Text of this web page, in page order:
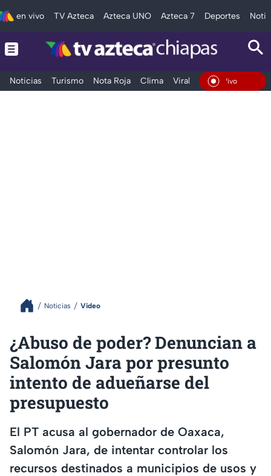
en vivo TV Azteca Azteca UNO Azteca 7 Deportes
Noticias Turismo Nota Roja Clima Viral y Tendencia
En Vivo
Noticias Video
¿Abuso de poder? Denuncian a
Salomón Jara por presunto
intento de adueñarse del
presupuesto
El PT acusa al gobernador de Oaxaca,
Salomón Jara, de intentar controlar los
recursos destinados a municipios de usos y